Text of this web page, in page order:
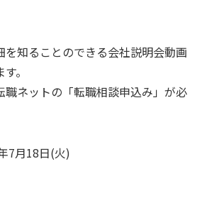
を知ることのできる会社説明会動画
。
職ネットの「転職相談申込み」が必
7月18日(火)